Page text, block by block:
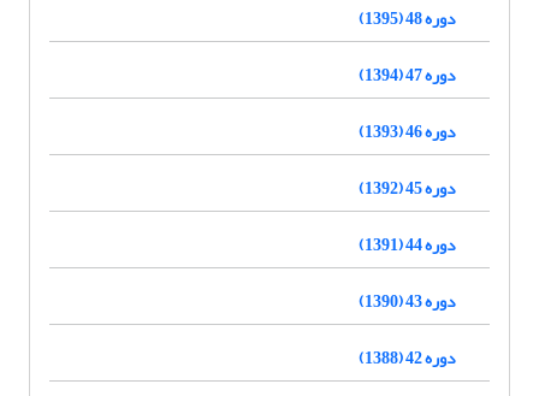
دوره 48 (1395)
دوره 47 (1394)
دوره 46 (1393)
دوره 45 (1392)
دوره 44 (1391)
دوره 43 (1390)
دوره 42 (1388)